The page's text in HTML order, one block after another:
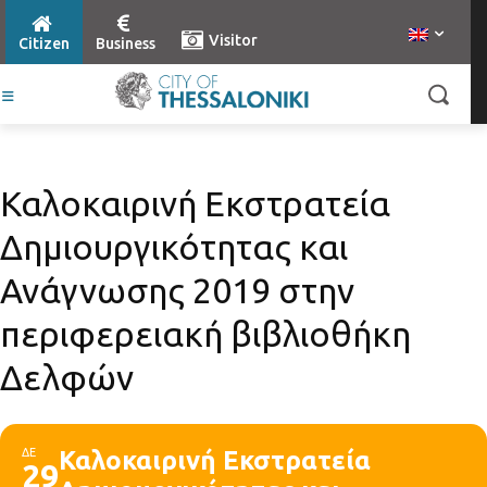
Citizen Business Visitor
Καλοκαιρινή Εκστρατεία
Δημιουργικότητας και
Ανάγνωσης 2019 στην
περιφερειακή βιβλιοθήκη
Δελφών
ΔΕ
29Καλοκαιρινή Εκστρατεία